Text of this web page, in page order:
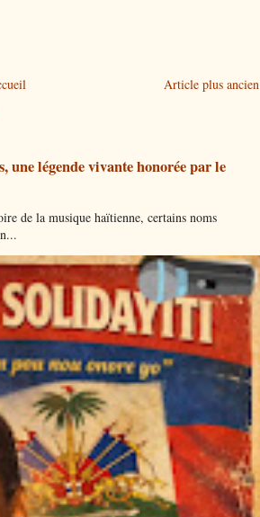
Article plus ancien
une légende vivante honorée par le
de la musique haïtienne, certains noms